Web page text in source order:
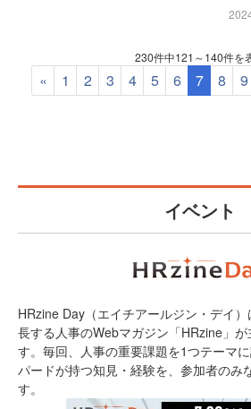
230件中121～140件を
« 1 2 3 4 5 6 7 8 9
イベント
HRzine Day（エイチアールジン・デイ
長する人事のWebマガジン「HRzine」
す。毎回、人事の重要課題を1つテーマ
パードが持つ知見・経験を、参加者のみ
す。